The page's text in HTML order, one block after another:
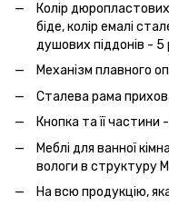
Колір
біде, колір емалі
душових піддонів - 5
Механізм плавного
Сталева рама
Кнопка та її частини
Меблі для ванної
вологи в структуру
На всю продукцію,